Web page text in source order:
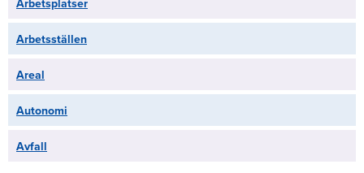
Arbetsplatser
Arbetsställen
Areal
Autonomi
Avfall